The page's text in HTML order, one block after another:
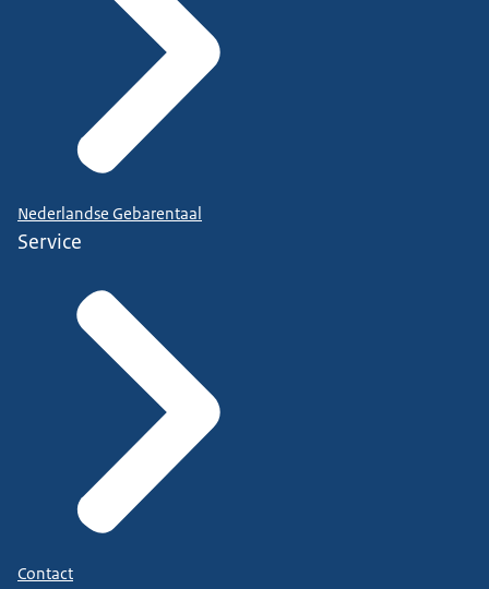
Nederlandse Gebarentaal
Service
Contact